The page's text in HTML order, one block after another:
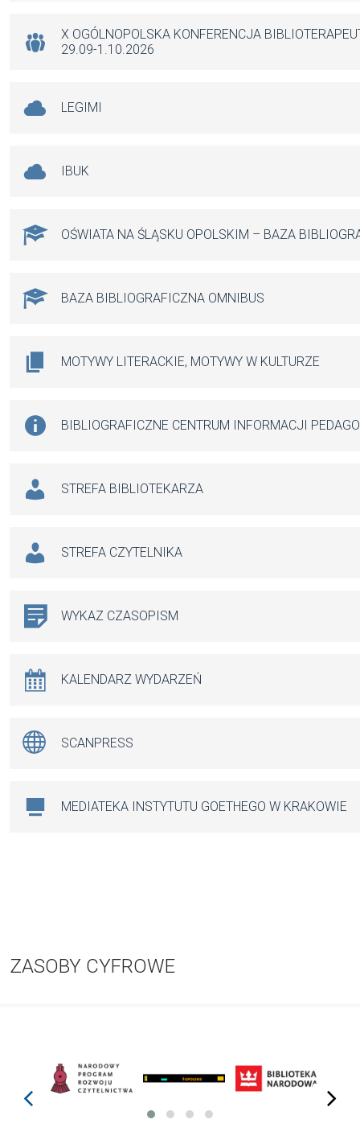
X OGÓLNOPOLSKA KONFERENCJA
29.09-1.10.2026
LEGIMI
IBUK
OŚWIATA NA ŚLĄSKU OPOLSKIM – BAZA
BAZA BIBLIOGRAFICZNA OMNIBUS
MOTYWY LITERACKIE, MOTYWY W KULTURZE
BIBLIOGRAFICZNE CENTRUM INFORMACJI
STREFA BIBLIOTEKARZA
STREFA CZYTELNIKA
WYKAZ CZASOPISM
KALENDARZ WYDARZEŃ
SCANPRESS
MEDIATEKA INSTYTUTU GOETHEGO W KRAKOWIE
ZASOBY CYFROWE
prev next